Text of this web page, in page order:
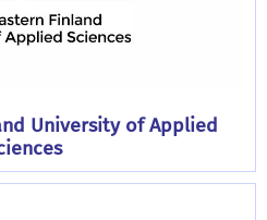
University of Applied